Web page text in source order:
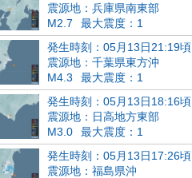
震源地：兵庫県南東部
M2.7
最大震度：1
発生時刻：05月13日21:19頃
震源地：千葉県東方沖
M4.3
最大震度：1
発生時刻：05月13日18:16頃
震源地：日高地方東部
M3.0
最大震度：1
発生時刻：05月13日17:26頃
震源地：福島県沖